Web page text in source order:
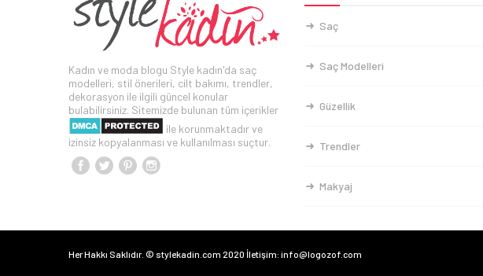
Kadın ve moda blogu Style kadın'da saç
modelleri, stil önerileri, cilt bakımı, trendler,
dekorasyon ile ilgili güncel konular
bulabilirsiniz. Sitemizde bulunan tüm içerikler
ile korunmaktadır ve
izinsiz kopyalanması ve kullanılması suçtur.
Saç
Saç Modelleri
Güzellik
Trendler
Makyaj
Her Hakkı Saklıdır. © stylekadin.com 2020 İletişim: info@logozof.com